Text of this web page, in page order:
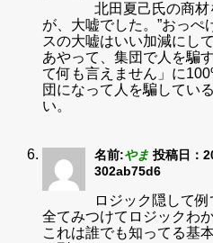
北田夏己氏の商
が、大嘘でした。”おっぺ
スの大嘘はいい加減にし
あやって、集団で人を騙
て何も言えません」に
団になって人を騙してい
い。
名前:やま 投稿日：
302ab75d6
ロジック隠して
全てみつけてロジックわ
これは誰でも知ってる基